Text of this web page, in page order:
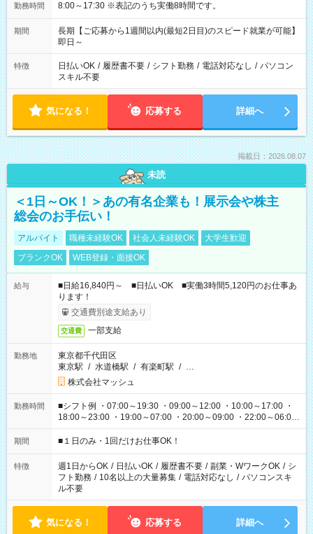
勤務時間 8:00～17:30 ※表記のうち実働8時間です。
期間
長期【ご応募から1週間以内(最短2日目)のスピード就業が可能】
即日～
特徴 日払いOK / 履歴書不要 / シフト勤務 / 電話対応なし / パソコン
スキル不要
気になる！ 応募する 詳細へ
掲載日：2026.08.07
未読
＜1日～OK！＞あの有名企業も！展示会や株主
総会のお手伝い！
アルバイト 職種未経験OK 社会人未経験OK
大学生歓迎
ブランクOK
WEB登録・面接OK
給与
■日給16,840円～ ■日払いOK ■実働3時間5,120円のお仕事あ
ります！
交通費別途支給あり
交通費 一部支給
勤務地
東京都千代田区
東京駅 / 水道橋駅 / 有楽町駅 / …
株式会社マッシュ
勤務時間
■シフト例 ・07:00～19:30 ・09:00～12:00 ・10:00～17:00 ・
18:00～23:00 ・19:00～07:00 ・20:00～09:00 ・22:00～06:00
etc ★最短で3時間で5,120円のお仕事から 15時間で2万円近く稼
げるお仕事も！ ご希望のお時間に合わせてご紹介！ ※シフトは
ください！
期間 ■１日のみ・1回だけお仕事OK！
特徴 週1日からOK / 日払いOK / 履歴書不要 / 副業・WワークOK / シ
フト勤務 / 10名以上の大量募集 / 電話対応なし / パソコンスキ
ル不要
気になる！ 応募する 詳細へ